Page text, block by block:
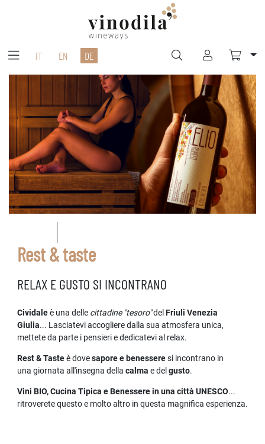
IT EN DE
Rest & taste
RELAX E GUSTO SI INCONTRANO
Cividaleè una delle cittadine "tesoro"del Friuli Venezia
Giulia... Lasciatevi accogliere dalla sua atmosfera unica,
mettete da parte i pensieri e dedicatevi al relax.
Rest & Tasteè dovesapore e benesseresi incontrano in
una giornata all'insegna della calma e del gusto.
Vini BIO, Cucina Tipica e Benessere in una città UNESCO...
ritroverete questo e molto altro in questa magnifica esperienza.